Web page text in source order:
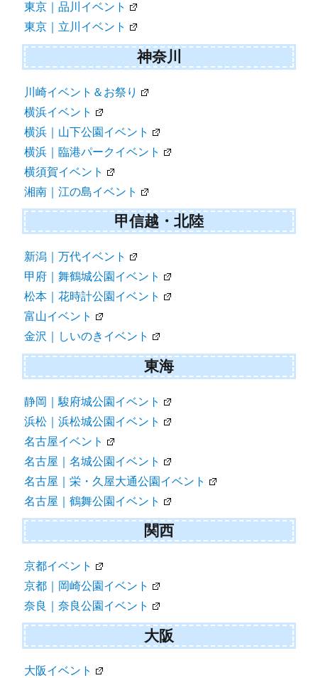
東京｜品川イベント
東京｜立川イベント
神奈川
川崎イベント＆お祭り
横浜イベント
横浜｜山下公園イベント
横浜｜臨港パークイベント
横須賀イベント
湘南｜江の島イベント
甲信越・北陸
新潟｜万代イベント
甲府｜舞鶴城公園イベント
松本｜花時計公園イベント
富山イベント
金沢｜しいのきイベント
東海
静岡｜駿府城公園イベント
浜松｜浜松城公園イベント
名古屋イベント
名古屋｜名城公園イベント
名古屋｜栄・久屋大通公園イベント
名古屋｜鶴舞公園イベント
関西
京都イベント
京都｜岡崎公園イベント
奈良｜奈良公園イベント
大阪
大阪イベント